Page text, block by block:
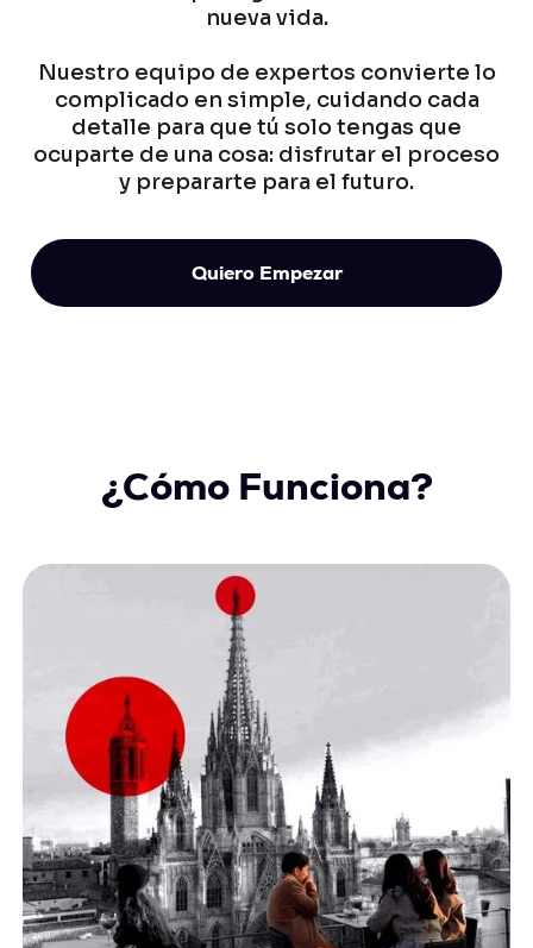
nueva vida.
Nuestro equipo de expertos convierte lo
complicado en simple, cuidando cada
detalle para que tú solo tengas que
ocuparte de una cosa: disfrutar el proceso
y prepararte para el futuro.
Quiero Empezar
¿Cómo Funciona?